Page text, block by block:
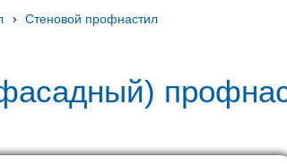
Стеновой профнастил